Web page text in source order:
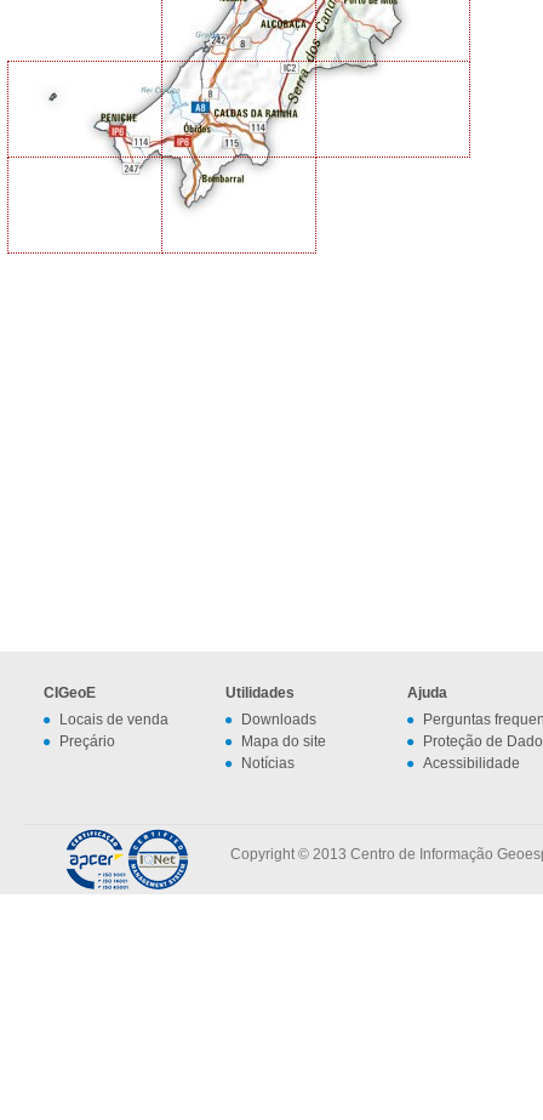
CIGeoE
Locais de venda
Preçário
Utilidades
Downloads
Mapa do site
Notícias
Ajuda
Perguntas
Proteção de
Acessibilidade
Copyright © 2013 Centro de Informação